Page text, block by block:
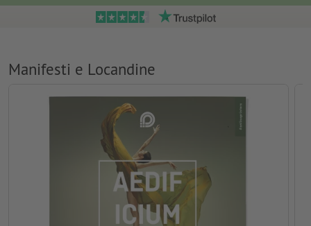
Manifesti e Locandine